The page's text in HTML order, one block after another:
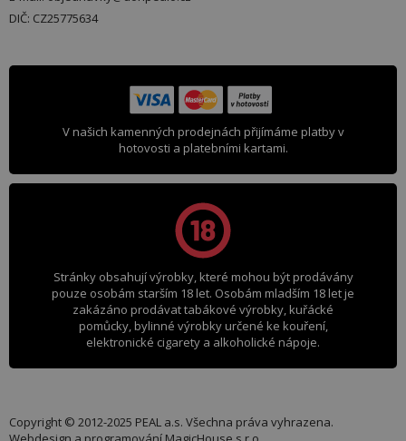
DIČ: CZ25775634
V našich kamenných prodejnách přijímáme platby v
hotovosti a platebními kartami.
Stránky obsahují výrobky, které mohou být prodávány
pouze osobám starším 18 let. Osobám mladším 18 let je
zakázáno prodávat tabákové výrobky, kuřácké
pomůcky, bylinné výrobky určené ke kouření,
elektronické cigarety a alkoholické nápoje.
Copyright © 2012-2025 PEAL a.s. Všechna práva vyhrazena.